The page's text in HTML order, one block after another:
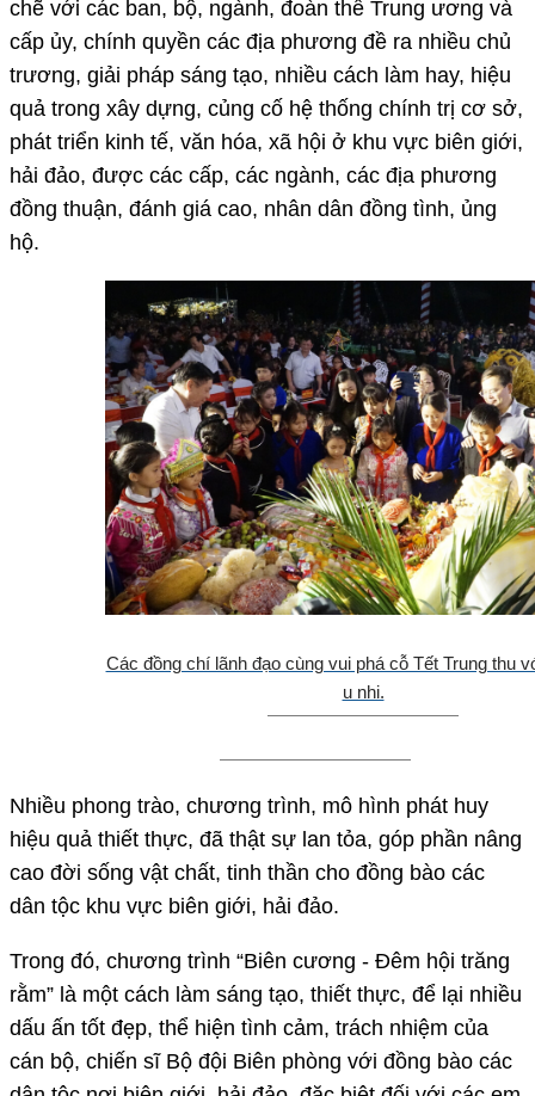
chẽ với các ban, bộ, ngành, đoàn thể Trung ương và
cấp ủy, chính quyền các địa phương đề ra nhiều chủ
trương, giải pháp sáng tạo, nhiều cách làm hay, hiệu
quả trong xây dựng, củng cố hệ thống chính trị cơ sở,
phát triển kinh tế, văn hóa, xã hội ở khu vực biên giới,
hải đảo, được các cấp, các ngành, các địa phương
đồng thuận, đánh giá cao, nhân dân đồng tình, ủng
hộ.
Các đồng chí lãnh đạo cùng vui phá cỗ Tết Trung thu
u nhi.
Nhiều phong trào, chương trình, mô hình phát huy
hiệu quả thiết thực, đã thật sự lan tỏa, góp phần nâng
cao đời sống vật chất, tinh thần cho đồng bào các
dân tộc khu vực biên giới, hải đảo.
Trong đó, chương trình “Biên cương - Đêm hội trăng
rằm” là một cách làm sáng tạo, thiết thực, để lại nhiều
dấu ấn tốt đẹp, thể hiện tình cảm, trách nhiệm của
cán bộ, chiến sĩ Bộ đội Biên phòng với đồng bào các